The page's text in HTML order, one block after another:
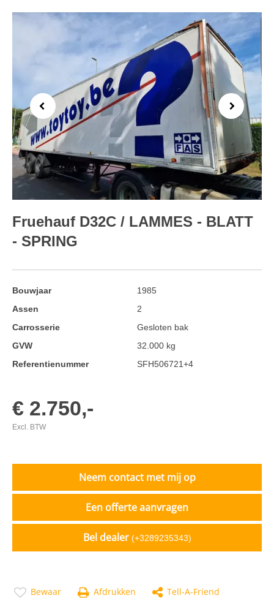
Previous Next
Fruehauf D32C / LAMMES - BLATT
- SPRING
Bouwjaar
1985
Assen
2
Carrosserie
Gesloten bak
GVW
32.000 kg
Referentienummer
SFH506721+4
€ 2.750,-
Excl. BTW
Neem contact met mij op
Een offerte aanvragen
Bel dealer (+3289235343)
Bewaar Afdrukken Tell-A-Friend